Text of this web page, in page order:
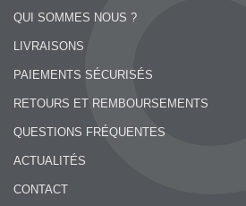
QUI SOMMES NOUS ?
LIVRAISONS
PAIEMENTS SÉCURISÉS
RETOURS ET REMBOURSEMENTS
QUESTIONS FRÉQUENTES
ACTUALITÉS
CONTACT